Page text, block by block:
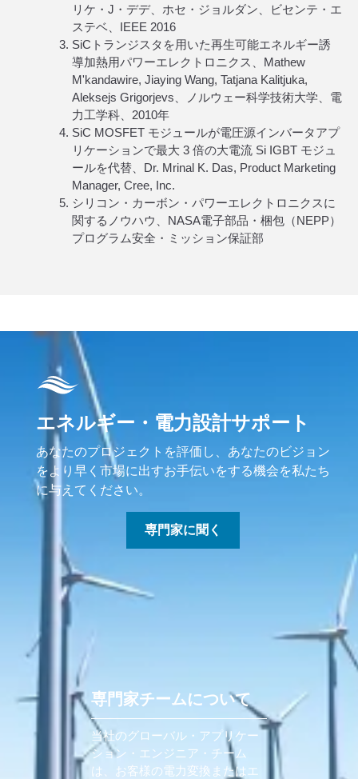
リケ・J・デデ、ホセ・ジョルダン、ビセンテ・エ
ステベ、IEEE 2016
SiCトランジスタを用いた再生可能エネルギー誘
導加熱用パワーエレクトロニクス、Mathew
M'kandawire, Jiaying Wang, Tatjana Kalitjuka,
Aleksejs Grigorjevs、ノルウェー科学技術大学、電
力工学科、2010年
SiC MOSFET モジュールが電圧源インバータアプ
リケーションで最大 3 倍の大電流 Si IGBT モジュ
ールを代替、Dr. Mrinal K. Das, Product Marketing
Manager, Cree, Inc.
シリコン・カーボン・パワーエレクトロニクスに
関するノウハウ、NASA電子部品・梱包（NEPP）
プログラム安全・ミッション保証部
エネルギー・電力設計サポート
あなたのプロジェクトを評価し、あなたのビジョン
をより早く市場に出すお手伝いをする機会を私たち
に与えてください。
専門家に聞く
専門家チームについて
当社のグローバル・アプリケー
ション・エンジニア・チーム
は、お客様の電力変換またはエ